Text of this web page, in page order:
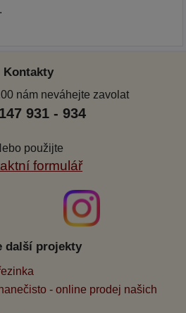
Kontakty
nám neváhejte zavolat
931 - 934
použijte
formulář
další projekty
- online prodej našich